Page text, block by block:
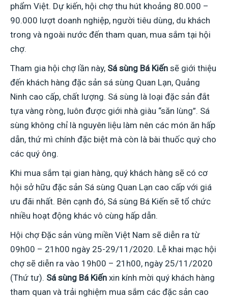
phẩm Việt. Dự kiến, hội chợ thu hút khoảng 80.000 –
90.000 lượt doanh nghiệp, người tiêu dùng, du khách
trong và ngoài nước đến tham quan, mua sắm tại hội
chợ.
Tham gia hội chợ lần này, Sá sùng Bá Kiến sẽ giới thiệu
đến khách hàng đặc sản sá sùng Quan Lạn, Quảng
Ninh cao cấp, chất lượng. Sá sùng là loại đặc sản đắt
tựa vàng ròng, luôn được giới nhà giàu “săn lùng”. Sá
sùng không chỉ là nguyên liệu làm nên các món ăn hấp
dẫn, thứ mì chính đặc biệt mà còn là bài thuốc quý cho
các quý ông.
Khi mua sắm tại gian hàng, quý khách hàng sẽ có cơ
hội sở hữu đặc sản Sá sùng Quan Lạn cao cấp với giá
ưu đãi nhất. Bên cạnh đó, Sá sùng Bá Kiến sẽ tổ chức
nhiều hoạt động khác vô cùng hấp dẫn.
Hội chợ Đặc sản vùng miền Việt Nam sẽ diễn ra từ
09h00 – 21h00 ngày 25-29/11/2020. Lễ khai mạc hội
chợ sẽ diễn ra vào 19h00 – 21h00, ngày 25/11/2020
(Thứ tư). Sá sùng Bá Kiến xin kính mời quý khách hàng
tham quan và trải nghiệm mua sắm các đặc sản cao